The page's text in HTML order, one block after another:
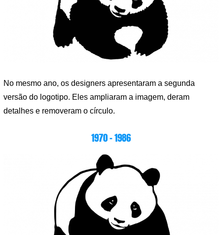
No mesmo ano, os designers apresentaram a segunda
versão do logotipo. Eles ampliaram a imagem, deram
detalhes e removeram o círculo.
1970 – 1986